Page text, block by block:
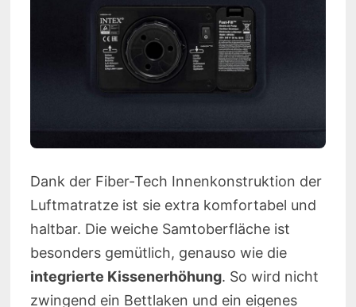
Dank der Fiber-Tech Innenkonstruktion der
Luftmatratze ist sie extra komfortabel und
haltbar. Die weiche Samtoberfläche ist
besonders gemütlich, genauso wie die
integrierte Kissenerhöhung. So wird nicht
zwingend ein Bettlaken und ein eigenes